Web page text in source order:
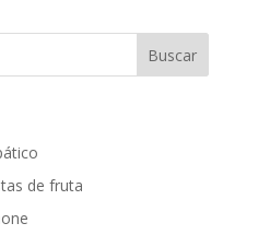
de fruta